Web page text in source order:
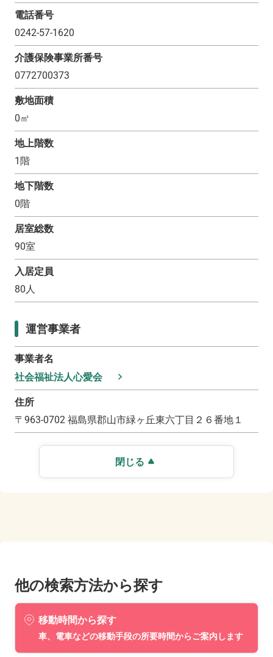
電話番号
0242-57-1620
介護保険事業所番号
0772700373
敷地面積
0㎡
地上階数
1 階
地下階数
0階
居室総数
90室
入居定員
80人
運営事業者
事業者名
社会福祉法人心愛会
住所
〒 963-0702 福島県郡山市緑ヶ丘東六丁目２６番地１
閉じる
他の検索方法から探す
移動時間から探す
車、電車などの移動手段の所要時間からご案内します